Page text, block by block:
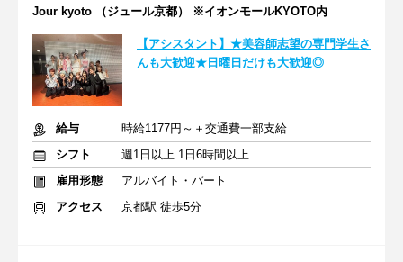
Jour kyoto （ジュール京都） ※イオンモールKYOTO内
【アシスタント】★美容師志望の専門学生さ
んも大歓迎★日曜日だけも大歓迎◎
給与
時給1177円～＋交通費一部支給
シフト
週1日以上 1日6時間以上
雇用形態
アルバイト・パート
アクセス
京都駅 徒歩5分